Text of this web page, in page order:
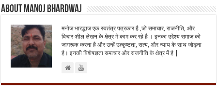
About Manoj Bhardwaj
मनोज भारद्धाज एक स्वतंत्र पत्रकार है ,जो समाचार, राजनीति, और
विचार-शील लेखन के क्षेत्र में काम कर रहे है । इनका उद्देश्य समाज को
जागरूक करना है और उन्हें उत्कृष्टता, सत्य, और न्याय के साथ जोड़ना
है। इनकी विशेषज्ञता समाचार और राजनीति के क्षेत्र में है |